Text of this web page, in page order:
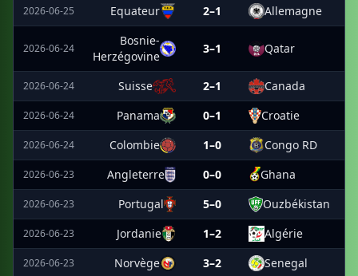
2026-06-25 Equateur 2–1 Allemagne
2026-06-24
Bosnie-
Herzégovine
3–1 Qatar
2026-06-24 Suisse 2–1 Canada
2026-06-24 Panama 0–1 Croatie
2026-06-24 Colombie 1–0 Congo RD
2026-06-23 Angleterre 0–0 Ghana
2026-06-23 Portugal 5–0 Ouzbékistan
2026-06-23 Jordanie 1–2 Algérie
2026-06-23 Norvège 3–2 Senegal